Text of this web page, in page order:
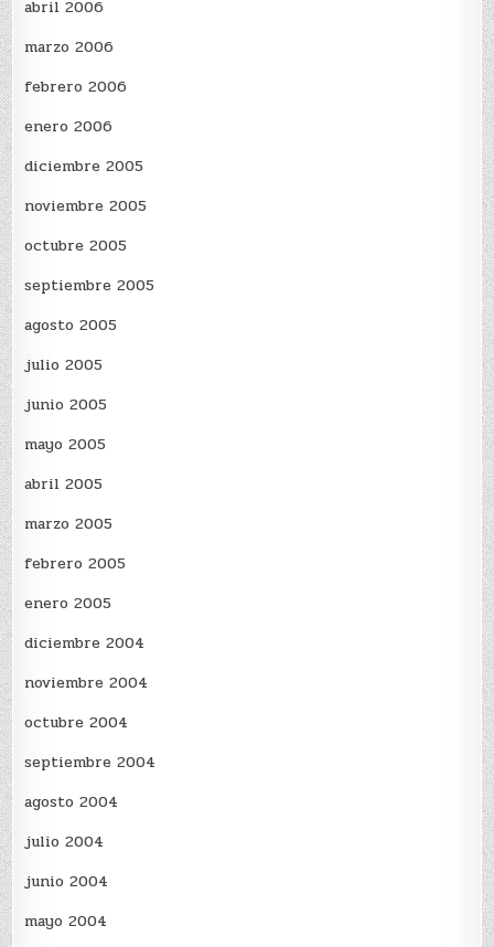
abril 2006
marzo 2006
febrero 2006
enero 2006
diciembre 2005
noviembre 2005
octubre 2005
septiembre 2005
agosto 2005
julio 2005
junio 2005
mayo 2005
abril 2005
marzo 2005
febrero 2005
enero 2005
diciembre 2004
noviembre 2004
octubre 2004
septiembre 2004
agosto 2004
julio 2004
junio 2004
mayo 2004